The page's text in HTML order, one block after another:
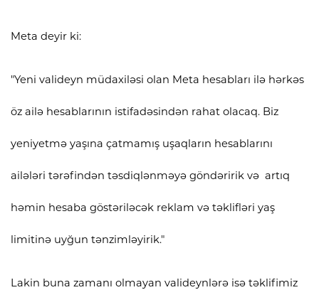
Meta deyir ki:
"Yeni valideyn müdaxiləsi olan Meta hesabları ilə hərkəs
öz ailə hesablarının istifadəsindən rahat olacaq. Biz
yeniyetmə yaşına çatmamış uşaqların hesablarını
ailələri tərəfindən təsdiqlənməyə göndəririk və artıq
həmin hesaba göstəriləcək reklam və təklifləri yaş
limitinə uyğun tənzimləyirik."
Lakin buna zamanı olmayan valideynlərə isə təklifimiz